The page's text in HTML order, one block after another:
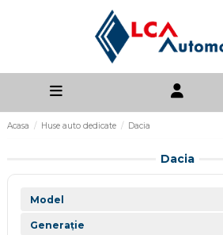
Acasa Huse auto dedicate Dacia
Dacia